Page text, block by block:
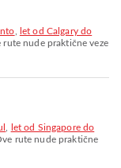
let od Calgary do
nude praktične veze
let od Singapore do
rute nude praktične